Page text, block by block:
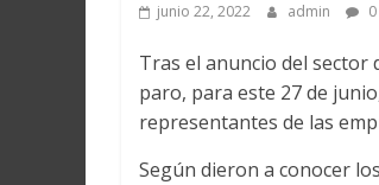
junio 22, 2022 admin
Tras el anuncio del sector
paro, para este 27 de
representantes de las
Según dieron a conocer